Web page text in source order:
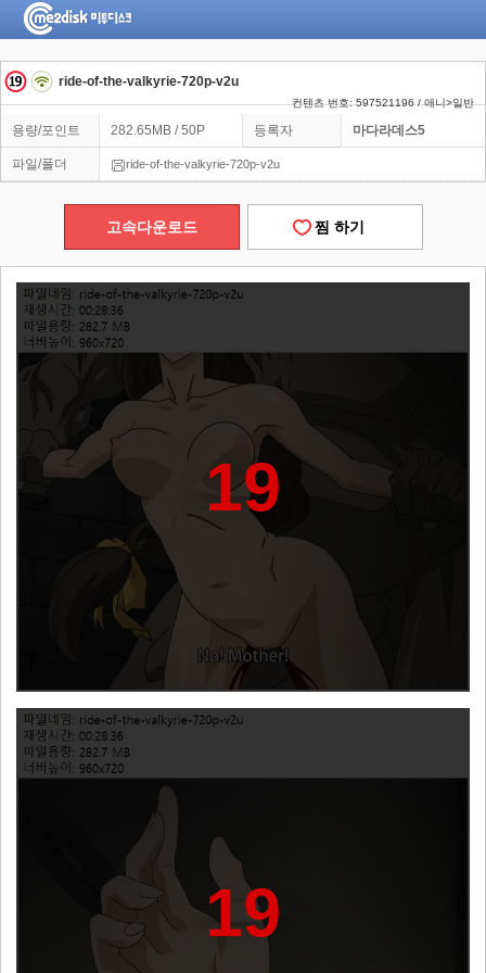
ride-of-the-valkyrie-720p-v2u
컨텐츠 번호: 597521196 / 애니>일반
용량/포인트 282.65MB / 50P 등록자 마다라데스5
파일/폴더 ride-of-the-valkyrie-720p-v2u
고속다운로드 찜 하기
19
19